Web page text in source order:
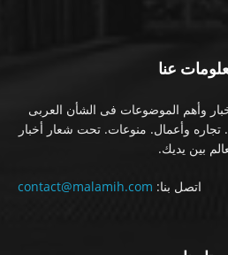
عنا
وأهم الموضوعات فى الشأن العربى
تجاره وأعمال. منوعات. تحت شعار أخبار
بين يديك.
اتصل بنا: contact@malamih.com